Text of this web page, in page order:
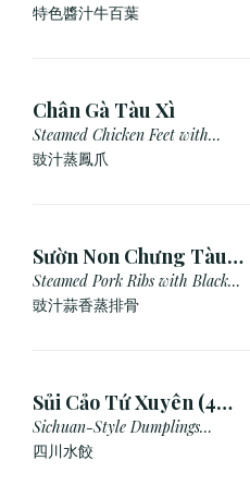
Special Sauce
特色醬汁牛百葉
Chân Gà Tàu Xì
Steamed Chicken Feet with
Black Bean Sauce
豉汁蒸鳳爪
Sườn Non Chưng Tàu
Xì Tỏi
Steamed Pork Ribs with Black
Bean & Garlic Sauce
豉汁蒜香蒸排骨
Sủi Cảo Tứ Xuyên (4
viên)
Sichuan-Style Dumplings
(Spicy)
四川水餃